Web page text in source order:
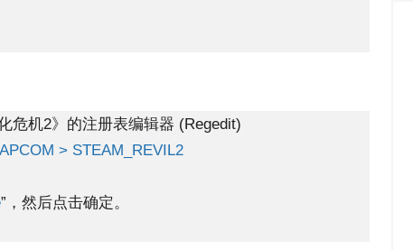
危机2》的注册表编辑器 (Regedit)
> STEAM_REVIL2
”，然后点击确定。